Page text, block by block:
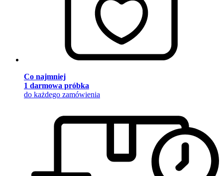
Co najmniej
1 darmowa próbka
do każdego zamówienia